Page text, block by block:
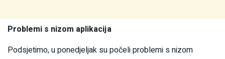
Problemi s nizom aplikacija
Podsjetimo, u ponedjeljak su počeli problemi s nizom